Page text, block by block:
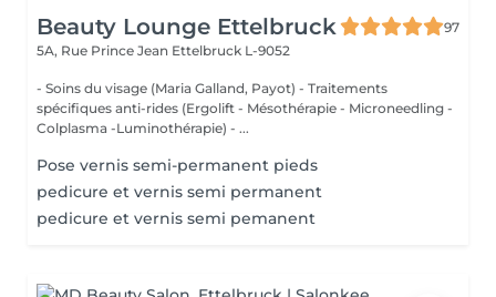
Beauty Lounge Ettelbruck
97
5A, Rue Prince Jean Ettelbruck L-9052
- Soins du visage (Maria Galland, Payot) - Traitements
spécifiques anti-rides (Ergolift - Mésothérapie - Microneedling -
Colplasma -Luminothérapie) - ...
Pose vernis semi-permanent pieds
pedicure et vernis semi permanent
pedicure et vernis semi pemanent